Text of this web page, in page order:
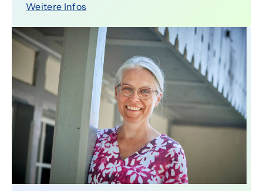
Weitere Infos